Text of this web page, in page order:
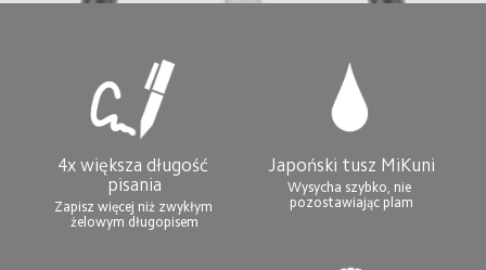
4x większa długość
pisania
Zapisz więcej niż zwykłym
żelowym długopisem
Japoński tusz MiKuni
Wysycha szybko, nie
pozostawiając plam